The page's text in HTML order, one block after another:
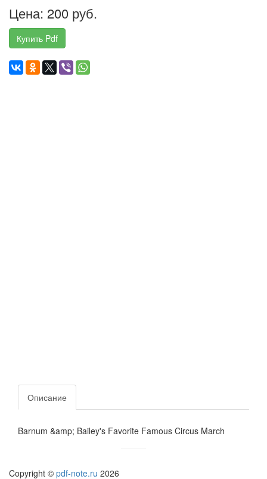
Цена: 200 руб.
Купить Pdf
Описание
Barnum &amp; Bailey's Favorite Famous Circus March
Copyright © pdf-note.ru 2026